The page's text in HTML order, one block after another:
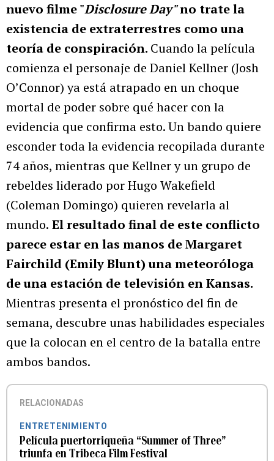
nuevo filme "Disclosure Day"no trate la
existencia de extraterrestres como una
teoría de conspiración. Cuando la película
comienza el personaje de Daniel Kellner (Josh
O’Connor) ya está atrapado en un choque
mortal de poder sobre qué hacer con la
evidencia que confirma esto. Un bando quiere
esconder toda la evidencia recopilada durante
74 años, mientras que Kellner y un grupo de
rebeldes liderado por Hugo Wakefield
(Coleman Domingo) quieren revelarla al
mundo. El resultado final de este conflicto
parece estar en las manos de Margaret
Fairchild (Emily Blunt) una meteoróloga
de una estación de televisión en Kansas.
Mientras presenta el pronóstico del fin de
semana, descubre unas habilidades especiales
que la colocan en el centro de la batalla entre
ambos bandos.
RELACIONADAS
ENTRETENIMIENTO
Película puertorriqueña “Summer of Three”
triunfa en Tribeca Film Festival